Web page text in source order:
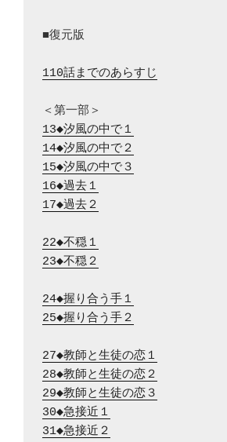
■復元版
110話までのあらすじ
13◆汐風の中で１
14◆汐風の中で２
15◆汐風の中で３
16◆過去１
17◆過去２
22◆不穏１
23◆不穏２
24◆握り合う手１
25◆握り合う手２
27◆教師と生徒の恋１
28◆教師と生徒の恋２
29◆教師と生徒の恋３
30◆急接近１
31◆急接近２